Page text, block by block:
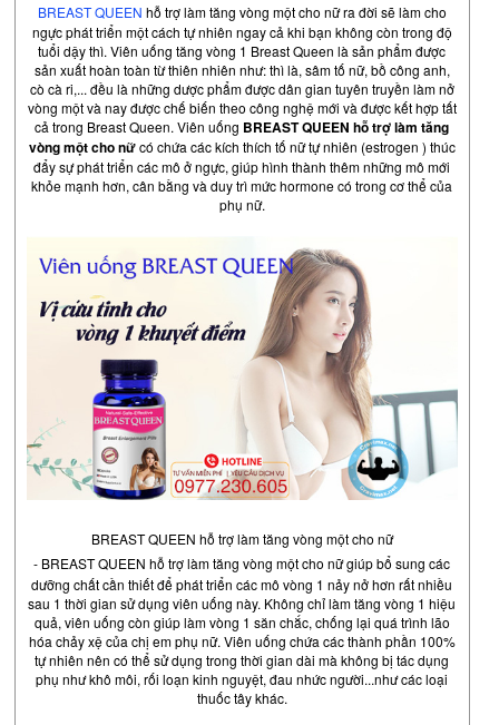
BREAST QUEEN hỗ trợ làm tăng vòng một cho nữra đời sẽ làm cho
ngực phát triển một cách tự nhiên ngay cả khi bạn không còn trong độ
tuổi dậy thì. Viên uống tăng vòng 1 Breast Queen là sản phẩm được
sản xuất hoàn toàn từ thiên nhiên như: thì là, sâm tố nữ, bồ công anh,
cò cà ri,... đều là những dược phẩm được dân gian tuyên truyền làm nở
vòng một và nay được chế biến theo công nghệ mới và được kết hợp tất
cả trong Breast Queen. Viên uống BREAST QUEEN hỗ trợ làm tăng
vòng một cho nữcó chứa các kích thích tố nữ tự nhiên (estrogen ) thúc
đẩy sự phát triển các mô ở ngực, giúp hình thành thêm những mô mới
khỏe mạnh hơn, cân bằng và duy trì mức hormone có trong cơ thể của
phụ nữ.
BREAST QUEEN hỗ trợ làm tăng vòng một cho nữ
- BREAST QUEEN hỗ trợ làm tăng vòng một cho nữgiúp bổ sung các
dưỡng chất cần thiết để phát triển các mô vòng 1 nảy nở hơn rất nhiều
sau 1 thời gian sử dụng viên uống này. Không chỉ làm tăng vòng 1 hiệu
quả, viên uống còn giúp làm vòng 1 săn chắc, chống lại quá trình lão
hóa chảy xệ của chị em phụ nữ. Viên uống chứa các thành phần 100%
tự nhiên nên có thể sử dụng trong thời gian dài mà không bị tác dụng
phụ như khô môi, rối loạn kinh nguyệt, đau nhức người...như các loại
thuốc tây khác.